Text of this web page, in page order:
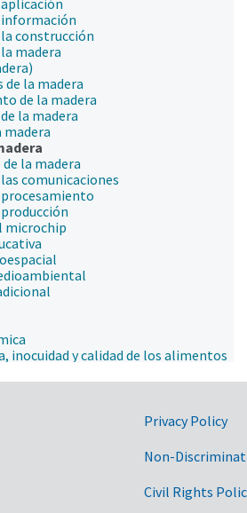
construcción
madera
de la madera
de la madera
la madera
madera
la madera
comunicaciones
microchip
inocuidad y calidad de los alimentos
conservación, medio ambiente
Links
Privacy Policy
Non-
Civil Rights